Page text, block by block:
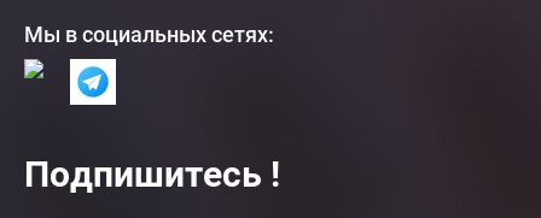
Подпишитесь !
Мы в социальных сетях: